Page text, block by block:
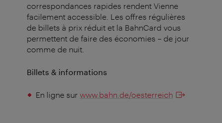
correspondances rapides rendent Vienne
facilement accessible. Les offres régulières
de billets à prix réduit et la BahnCard vous
permettent de faire des économies – de jour
comme de nuit.
Billets & informations
En ligne sur www.bahn.de/oesterreich